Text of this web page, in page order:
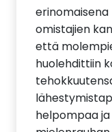
omistajien
että
huolehdittiin
helpompaa